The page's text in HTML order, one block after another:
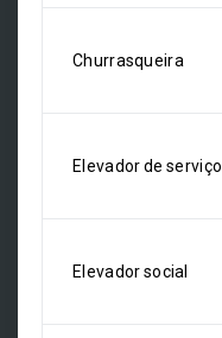
Churrasqueira
Elevador de serviço
Elevador social